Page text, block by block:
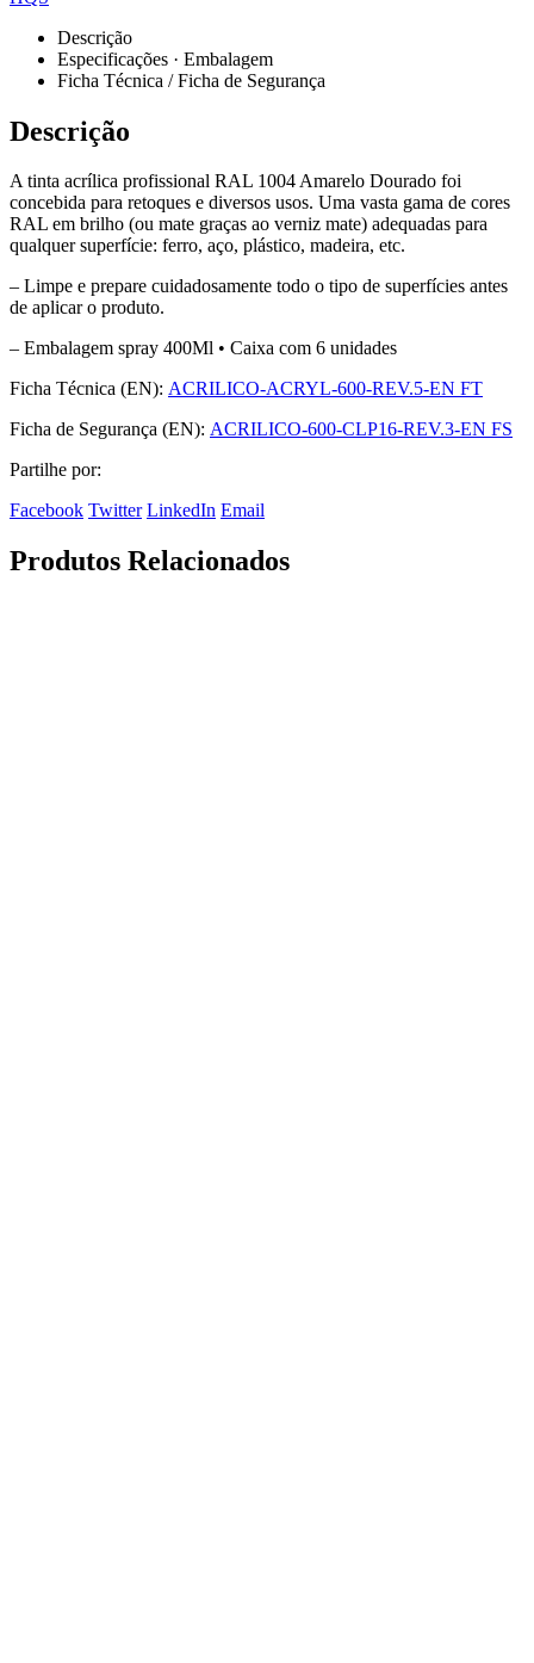
Descrição
Especificações · Embalagem
Ficha Técnica / Ficha de Segurança
Descrição
A tinta acrílica profissional RAL 1004 Amarelo Dourado foi
concebida para retoques e diversos usos. Uma vasta gama de cores
RAL em brilho (ou mate graças ao verniz mate) adequadas para
qualquer superfície: ferro, aço, plástico, madeira, etc.
– Limpe e prepare cuidadosamente todo o tipo de superfícies antes
de aplicar o produto.
– Embalagem spray 400Ml • Caixa com 6 unidades
Ficha Técnica (EN): ACRILICO-ACRYL-600-REV.5-EN FT
Ficha de Segurança (EN): ACRILICO-600-CLP16-REV.3-EN FS
Partilhe por:
Facebook Twitter LinkedIn Email
Produtos Relacionados